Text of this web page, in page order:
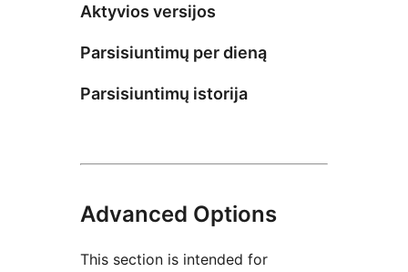
Aktyvios versijos
Parsisiuntimų per dieną
Parsisiuntimų istorija
Advanced Options
This section is intended for